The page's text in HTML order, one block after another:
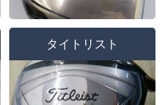
タイトリスト